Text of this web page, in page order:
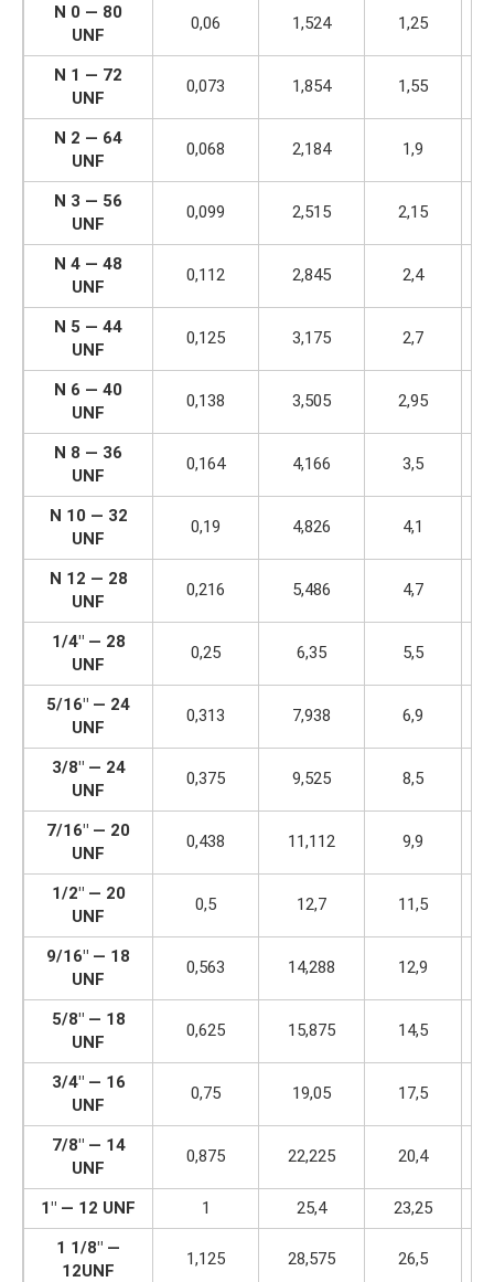
N 0 — 80
UNF
0,06 1,524 1,25
N 1 — 72
UNF
0,073 1,854 1,55
N 2 — 64
UNF
0,068 2,184 1,9
N 3 — 56
UNF
0,099 2,515 2,15
N 4 — 48
UNF
0,112 2,845 2,4
N 5 — 44
UNF
0,125 3,175 2,7
N 6 — 40
UNF
0,138 3,505 2,95
N 8 — 36
UNF
0,164 4,166 3,5
N 10 — 32
UNF
0,19 4,826 4,1
N 12 — 28
UNF
0,216 5,486 4,7
1/4″ — 28
UNF
0,25 6,35 5,5
5/16″ — 24
UNF
0,313 7,938 6,9
3/8″ — 24
UNF
0,375 9,525 8,5
7/16″ — 20
UNF
0,438 11,112 9,9
1/2″ — 20
UNF
0,5 12,7 11,5
9/16″ — 18
UNF
0,563 14,288 12,9
5/8″ — 18
UNF
0,625 15,875 14,5
3/4″ — 16
UNF
0,75 19,05 17,5
7/8″ — 14
UNF
0,875 22,225 20,4
1″ — 12 UNF 1 25,4 23,25
1 1/8″ —
12UNF
1,125 28,575 26,5